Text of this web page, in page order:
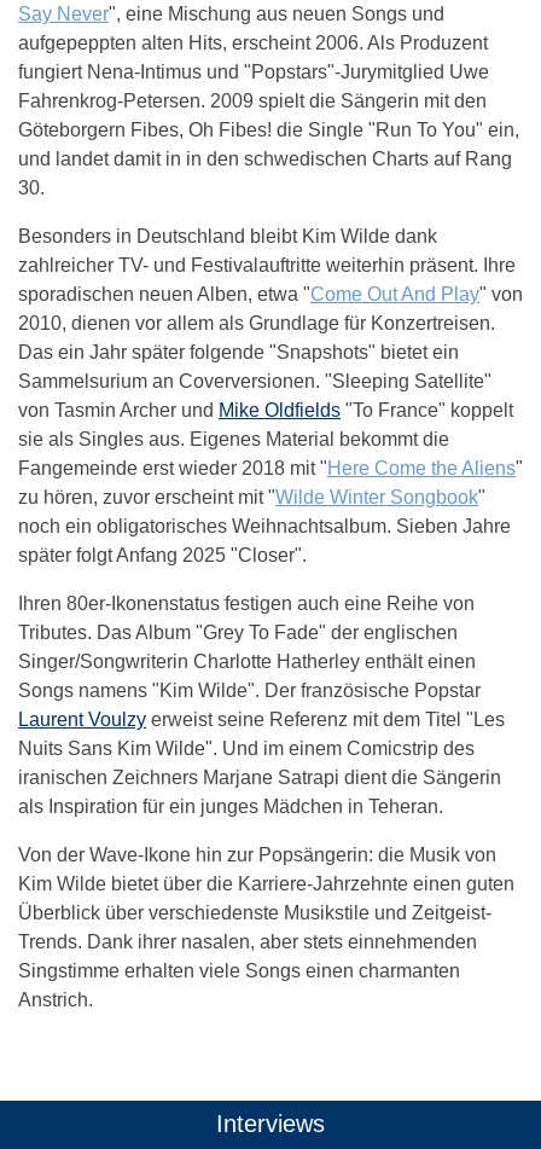
Say Never", eine Mischung aus neuen Songs und
aufgepeppten alten Hits, erscheint 2006. Als Produzent
fungiert Nena-Intimus und "Popstars"-Jurymitglied Uwe
Fahrenkrog-Petersen. 2009 spielt die Sängerin mit den
Göteborgern Fibes, Oh Fibes! die Single "Run To You" ein,
und landet damit in in den schwedischen Charts auf Rang
30.
Besonders in Deutschland bleibt Kim Wilde dank
zahlreicher TV- und Festivalauftritte weiterhin präsent. Ihre
sporadischen neuen Alben, etwa "Come Out And Play" von
2010, dienen vor allem als Grundlage für Konzertreisen.
Das ein Jahr später folgende "Snapshots" bietet ein
Sammelsurium an Coverversionen. "Sleeping Satellite"
von Tasmin Archer und Mike Oldfields "To France" koppelt
sie als Singles aus. Eigenes Material bekommt die
Fangemeinde erst wieder 2018 mit "Here Come the Aliens"
zu hören, zuvor erscheint mit "Wilde Winter Songbook"
noch ein obligatorisches Weihnachtsalbum. Sieben Jahre
später folgt Anfang 2025 "Closer".
Ihren 80er-Ikonenstatus festigen auch eine Reihe von
Tributes. Das Album "Grey To Fade" der englischen
Singer/Songwriterin Charlotte Hatherley enthält einen
Songs namens "Kim Wilde". Der französische Popstar
Laurent Voulzy erweist seine Referenz mit dem Titel "Les
Nuits Sans Kim Wilde". Und im einem Comicstrip des
iranischen Zeichners Marjane Satrapi dient die Sängerin
als Inspiration für ein junges Mädchen in Teheran.
Von der Wave-Ikone hin zur Popsängerin: die Musik von
Kim Wilde bietet über die Karriere-Jahrzehnte einen guten
Überblick über verschiedenste Musikstile und Zeitgeist-
Trends. Dank ihrer nasalen, aber stets einnehmenden
Singstimme erhalten viele Songs einen charmanten
Anstrich.
Das könnte Dich auch interessieren:
Interviews